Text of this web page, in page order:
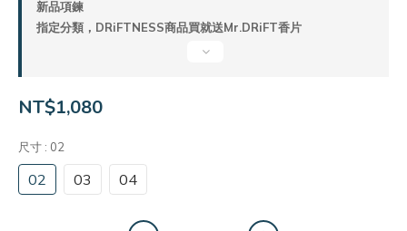
新品項鍊
指定分類，DRiFTNESS商品買就送Mr.DRiFT香片
NT$1,080
尺寸 : 02
02 03 04